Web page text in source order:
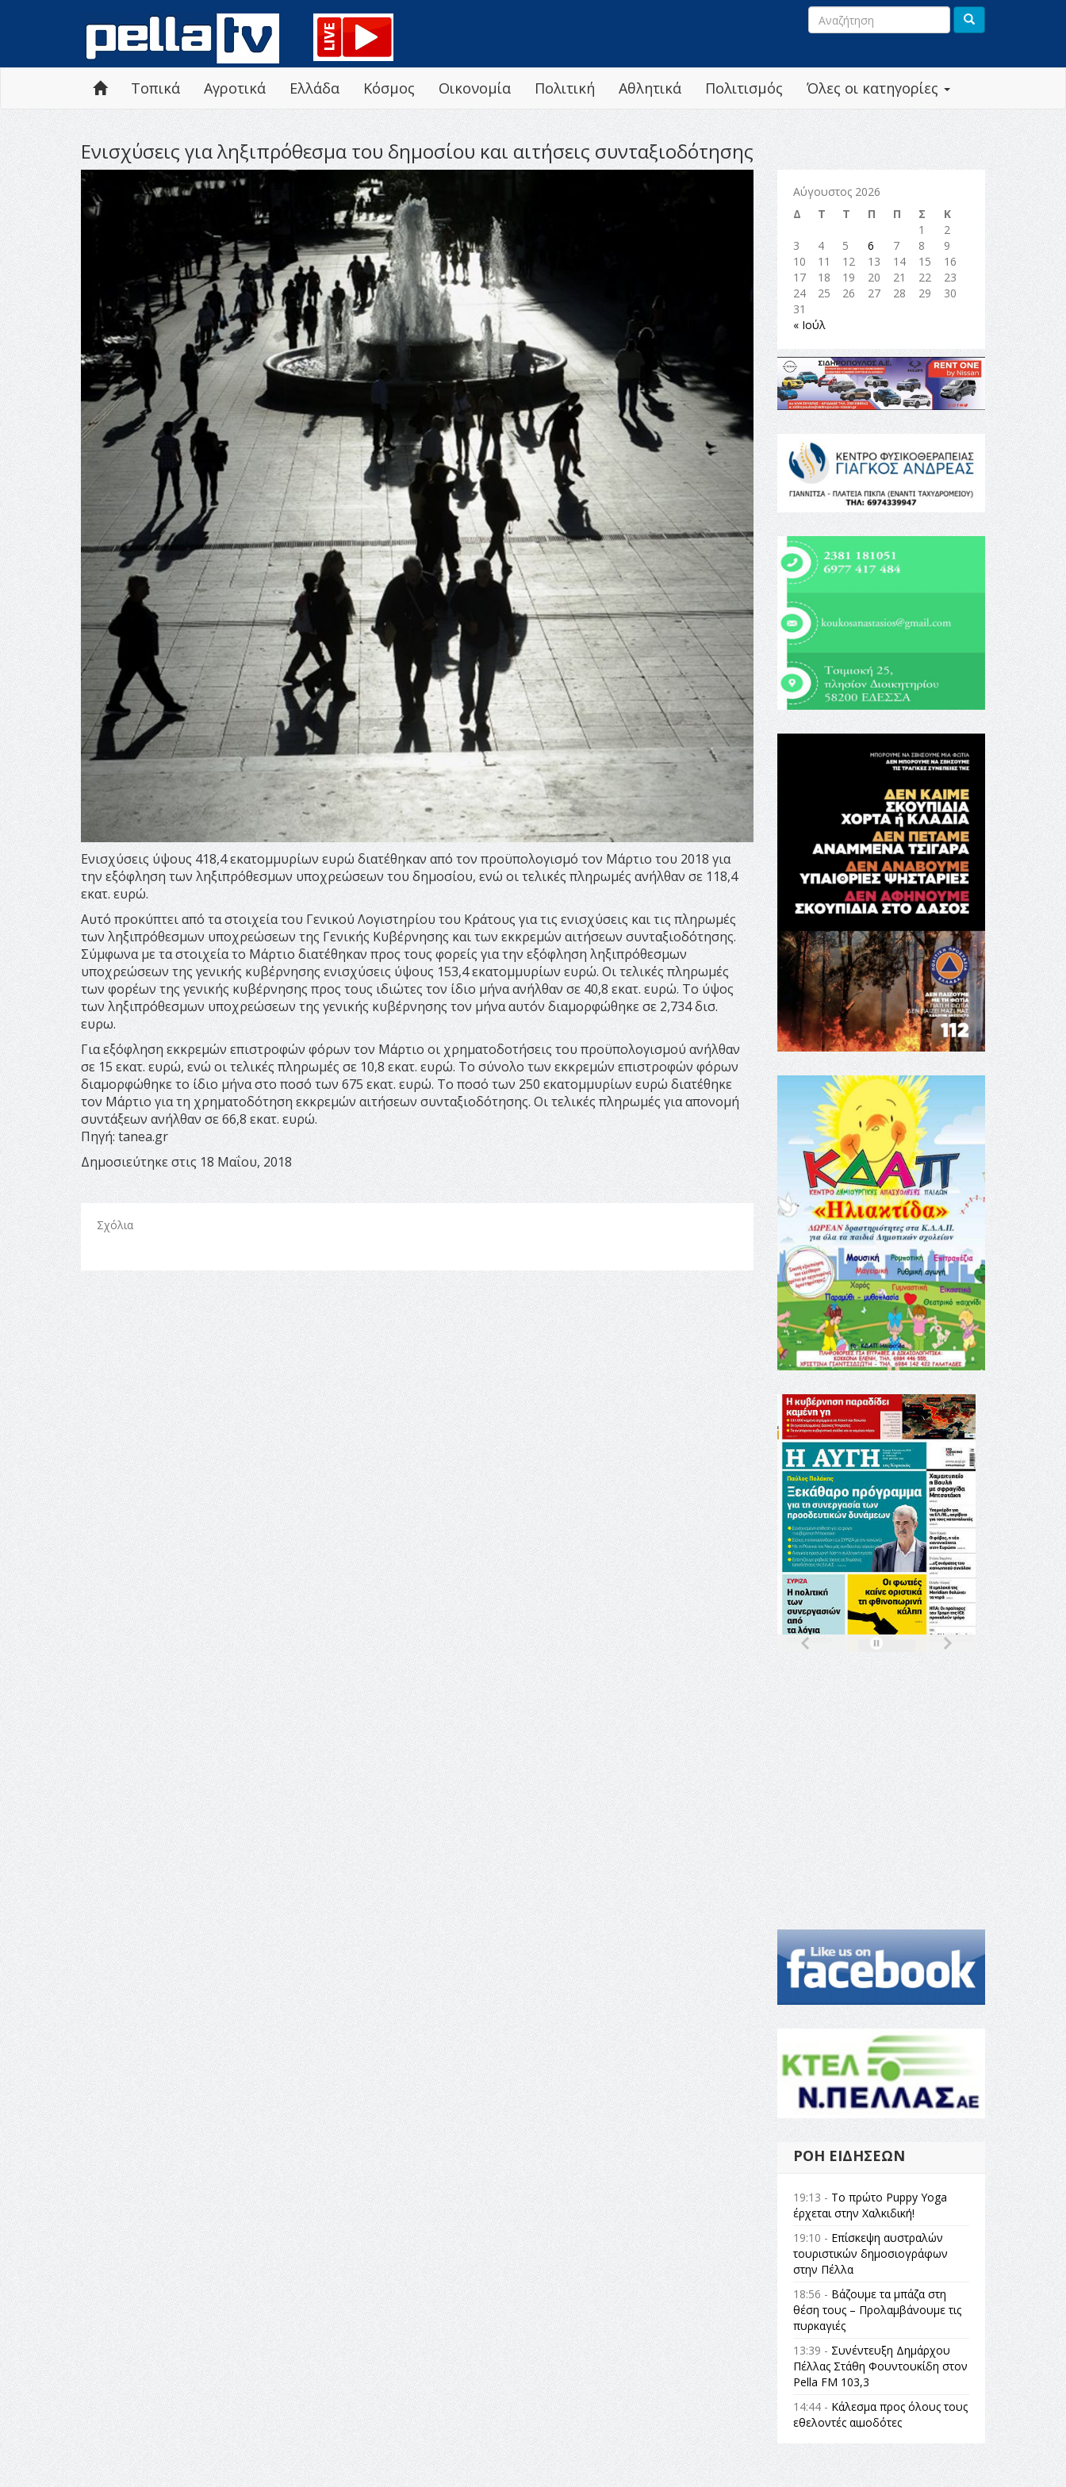
Όλες οι κατηγορίες
Τοπικά Αγροτικά Ελλάδα Κόσμος Οικονομία Πολιτική Αθλητικά Πολιτισμός
Ενισχύσεις για ληξιπρόθεσμα του δημοσίου και αιτήσεις συνταξιοδότησης
Ενισχύσεις ύψους 418,4 εκατομμυρίων ευρώ διατέθηκαν από τον προϋπολογισμό τον Μάρτιο του 2018 για
την εξόφληση των ληξιπρόθεσμων υποχρεώσεων του δημοσίου, ενώ οι τελικές πληρωμές ανήλθαν σε 118,4
εκατ. ευρώ.
Αυτό προκύπτει από τα στοιχεία του Γενικού Λογιστηρίου του Κράτους για τις ενισχύσεις και τις πληρωμές
των ληξιπρόθεσμων υποχρεώσεων της Γενικής Κυβέρνησης και των εκκρεμών αιτήσεων συνταξιοδότησης.
Σύμφωνα με τα στοιχεία το Μάρτιο διατέθηκαν προς τους φορείς για την εξόφληση ληξιπρόθεσμων
υποχρεώσεων της γενικής κυβέρνησης ενισχύσεις ύψους 153,4 εκατομμυρίων ευρώ. Οι τελικές πληρωμές
των φορέων της γενικής κυβέρνησης προς τους ιδιώτες τον ίδιο μήνα ανήλθαν σε 40,8 εκατ. ευρώ. Το ύψος
των ληξιπρόθεσμων υποχρεώσεων της γενικής κυβέρνησης τον μήνα αυτόν διαμορφώθηκε σε 2,734 δισ.
ευρω.
Για εξόφληση εκκρεμών επιστροφών φόρων τον Μάρτιο οι χρηματοδοτήσεις του προϋπολογισμού ανήλθαν
σε 15 εκατ. ευρώ, ενώ οι τελικές πληρωμές σε 10,8 εκατ. ευρώ. Το σύνολο των εκκρεμών επιστροφών φόρων
διαμορφώθηκε το ίδιο μήνα στο ποσό των 675 εκατ. ευρώ. Το ποσό των 250 εκατομμυρίων ευρώ διατέθηκε
τον Μάρτιο για τη χρηματοδότηση εκκρεμών αιτήσεων συνταξιοδότησης. Οι τελικές πληρωμές για απονομή
συντάξεων ανήλθαν σε 66,8 εκατ. ευρώ.
Πηγή: tanea.gr
Δημοσιεύτηκε στις 18 Μαΐου, 2018
Σχόλια
Αύγουστος 2026
Δ
Τ Τ Π Π Σ
Κ
1
2
3
4 5 6 7 8
9
10
11 12 13 14 15
16
17
18 19 20 21 22
23
24
25 26 27 28 29
30
31
« Ιούλ
ΡΟΉ ΕΙΔΉΣΕΩΝ
19:13 - Το πρώτο Puppy Yoga
έρχεται στην Χαλκιδική!
19:10 - Επίσκεψη αυστραλών
τουριστικών δημοσιογράφων
στην Πέλλα
18:56 - Βάζουμε τα μπάζα στη
θέση τους – Προλαμβάνουμε τις
πυρκαγιές
13:39 - Συνέντευξη Δημάρχου
Πέλλας Στάθη Φουντουκίδη στον
Pella FM 103,3
14:44 - Κάλεσμα προς όλους τους
εθελοντές αιμοδότες
14:23 -Όλη η Ελλάδα ένας
πολιτισμός Μουσική
εγκατάσταση Πόλεμος και